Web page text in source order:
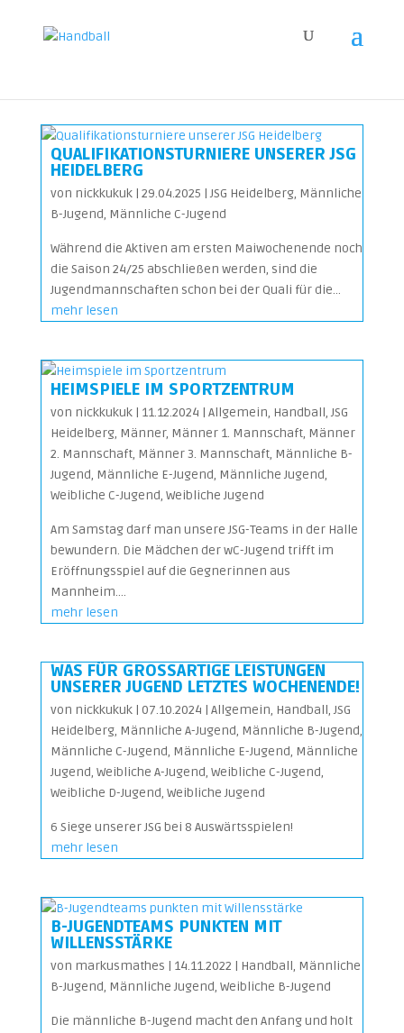
QUALIFIKATIONSTURNIERE UNSERER JSG
HEIDELBERG
von nickkukuk| 29.04.2025 |JSG Heidelberg, Männliche
B-Jugend, Männliche C-Jugend
Während die Aktiven am ersten Maiwochenende noch
die Saison 24/25 abschließen werden, sind die
Jugendmannschaften schon bei der Quali für die...
mehr lesen
HEIMSPIELE IM SPORTZENTRUM
von nickkukuk| 11.12.2024 | Allgemein, Handball,JSG
Heidelberg, Männer, Männer 1. Mannschaft, Männer
2. Mannschaft, Männer 3. Mannschaft, Männliche B-
Jugend, Männliche E-Jugend, Männliche Jugend,
Weibliche C-Jugend, Weibliche Jugend
Am Samstag darf man unsere JSG-Teams in der Halle
bewundern. Die Mädchen der wC-Jugend trifft im
Eröffnungsspiel auf die Gegnerinnen aus
Mannheim....
mehr lesen
WAS FÜR GROSSARTIGE LEISTUNGEN U
NSERER JUGEND LETZTES WOCHENENDE!
von nickkukuk| 07.10.2024 | Allgemein, Handball,JSG
Heidelberg, Männliche A-Jugend, Männliche B-Jugend,
Männliche C-Jugend, Männliche E-Jugend, Männliche
Jugend, Weibliche A-Jugend, Weibliche C-Jugend,
Weibliche D-Jugend, Weibliche Jugend
6 Siege unserer JSG bei 8 Auswärtsspielen!
mehr lesen
B-JUGENDTEAMS PUNKTEN MIT
WILLENSSTÄRKE
von markusmathes | 14.11.2022 | Handball, Männliche
B-Jugend, Männliche Jugend, Weibliche B-Jugend
Die männliche B-Jugend macht den Anfang und holt